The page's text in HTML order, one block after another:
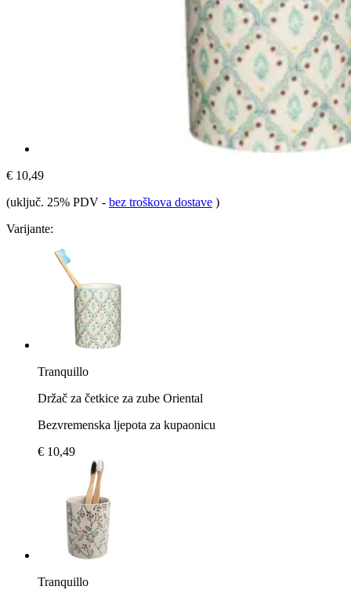
€ 10,49
(uključ. 25% PDV - bez troškova dostave )
Varijante:
Tranquillo
Držač za četkice za zube Oriental
Bezvremenska ljepota za kupaonicu
€ 10,49
Tranquillo